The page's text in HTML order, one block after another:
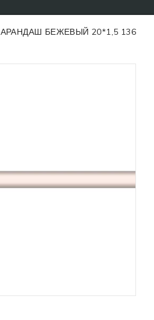
БЕЖЕВЫЙ 20*1,5 136